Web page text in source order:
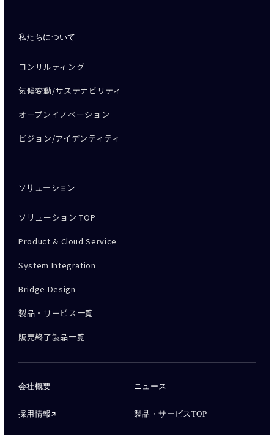
私たちについて
コンサルティング
気候変動/サステナビリティ
オープンイノベーション
ビジョン/アイデンティティ
ソリューション
ソリューション TOP
Product & Cloud Service
System Integration
Bridge Design
製品・サービス一覧
販売終了製品一覧
会社概要 ニュース
採用情報 製品・サービスTOP